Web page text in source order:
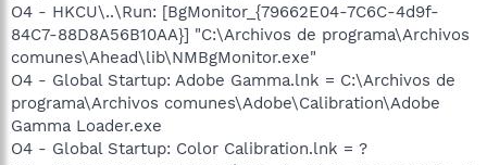
O4 - HKCU\..\Run: [BgMonitor_{79662E04-7C6C-4d9f-
84C7-88D8A56B10AA}] "C:\Archivos de programa\Archivos
comunes\Ahead\lib\NMBgMonitor.exe"
O4 - Global Startup: Adobe Gamma.lnk = C:\Archivos de
programa\Archivos comunes\Adobe\Calibration\Adobe
Gamma Loader.exe
O4 - Global Startup: Color Calibration.lnk = ?